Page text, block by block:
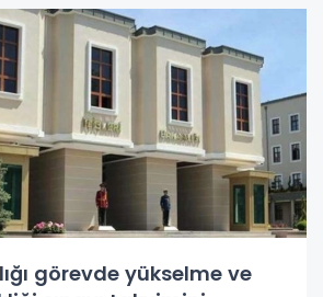
görevde yükselme ve